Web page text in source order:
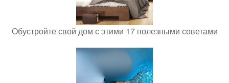
Обустройте свой дом с этими 17 полезными советами